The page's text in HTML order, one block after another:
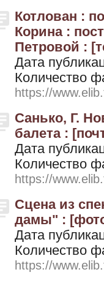
Котлован :
Корина :
Петровой :
Дата
Количество
https://
Санько, Г.
балета :
Дата
Количество
https://
Сцена из
дамы" :
Дата
Количество
https://